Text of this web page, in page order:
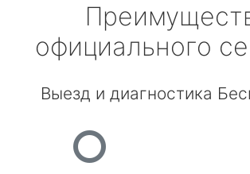
официального
Выезд и диагностика